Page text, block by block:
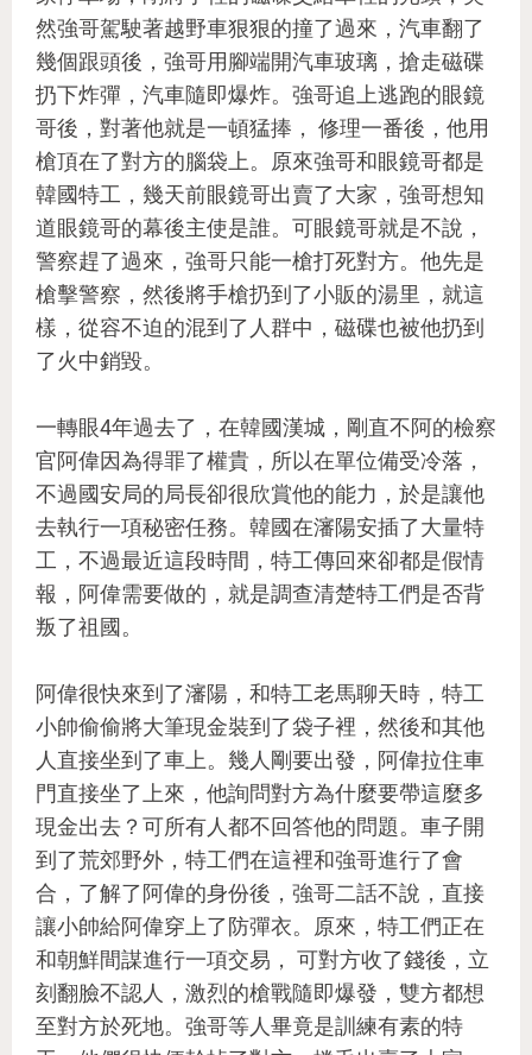
然強哥駕駛著越野車狠狠的撞了過來，汽車翻了
幾個跟頭後，強哥用腳端開汽車玻璃，搶走磁碟
扔下炸彈，汽車隨即爆炸。強哥追上逃跑的眼鏡
哥後，對著他就是一頓猛捧， 修理一番後，他用
槍頂在了對方的腦袋上。原來強哥和眼鏡哥都是
韓國特工，幾天前眼鏡哥出賣了大家，強哥想知
道眼鏡哥的幕後主使是誰。可眼鏡哥就是不說，
警察趕了過來，強哥只能一槍打死對方。他先是
槍擊警察，然後將手槍扔到了小販的湯里，就這
樣，從容不迫的混到了人群中，磁碟也被他扔到
了火中銷毀。
一轉眼4年過去了，在韓國漢城，剛直不阿的檢察
官阿偉因為得罪了權貴，所以在單位備受冷落，
不過國安局的局長卻很欣賞他的能力，於是讓他
去執行一項秘密任務。韓國在瀋陽安插了大量特
工，不過最近這段時間，特工傳回來卻都是假情
報，阿偉需要做的，就是調查清楚特工們是否背
叛了祖國。
阿偉很快來到了瀋陽，和特工老馬聊天時，特工
小帥偷偷將大筆現金裝到了袋子裡，然後和其他
人直接坐到了車上。幾人剛要出發，阿偉拉住車
門直接坐了上來，他詢問對方為什麼要帶這麼多
現金出去？可所有人都不回答他的問題。車子開
到了荒郊野外，特工們在這裡和強哥進行了會
合，了解了阿偉的身份後，強哥二話不說，直接
讓小帥給阿偉穿上了防彈衣。原來，特工們正在
和朝鮮間謀進行一項交易， 可對方收了錢後，立
刻翻臉不認人，激烈的槍戰隨即爆發，雙方都想
至對方於死地。強哥等人畢竟是訓練有素的特